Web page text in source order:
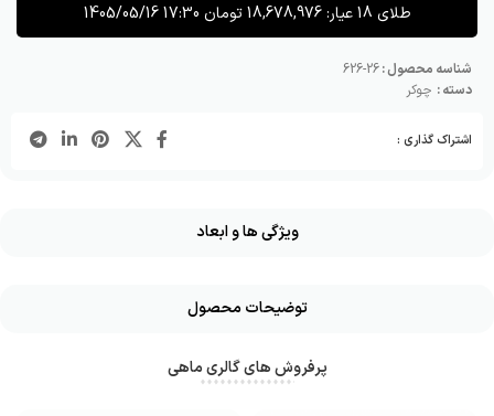
طلای 18 عیار: 18,678,976تومان 1405/05/16 17:30
شناسه محصول :26-626
دسته : چوکر
اشتراک گذاری :
ویژگی ها و ابعاد
توضیحات محصول
پرفروش های گالری ماهی